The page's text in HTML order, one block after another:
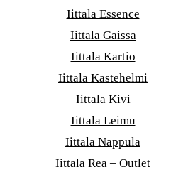
Iittala Essence
Iittala Gaissa
Iittala Kartio
Iittala Kastehelmi
Iittala Kivi
Iittala Leimu
Iittala Nappula
Iittala Rea – Outlet